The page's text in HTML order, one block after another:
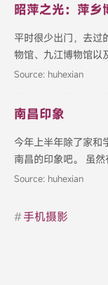
昭萍之光：萍乡
平时很少出门，去过
物馆、九江博物馆
Source: huhexian
南昌印象
今年上半年除了家和
南昌的印象吧。 虽
Source: huhexian
#手机摄影